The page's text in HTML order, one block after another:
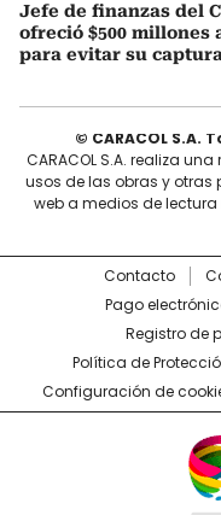
Jefe de finanzas del
ofreció $500 millones
para evitar su
© CARACOL S.A.
CARACOL S.A. realiza
usos de las obras y otras
web a medios de
Contacto
Pago
Registro de
Política de
Configuración de